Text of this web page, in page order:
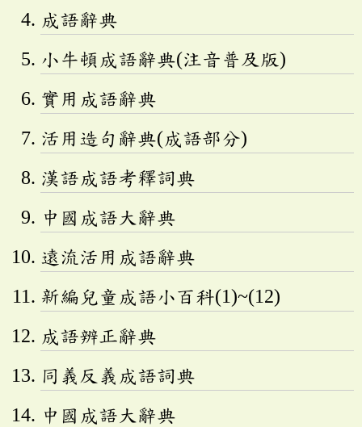
成語辭典
小牛頓成語辭典(注音普及版)
實用成語辭典
活用造句辭典(成語部分)
漢語成語考釋詞典
中國成語大辭典
遠流活用成語辭典
新編兒童成語小百科(1)~(12)
成語辨正辭典
同義反義成語詞典
中國成語大辭典